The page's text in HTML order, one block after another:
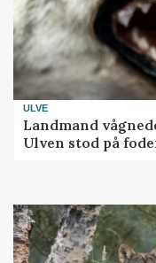
ULVE
Landmand
Ulven stod på